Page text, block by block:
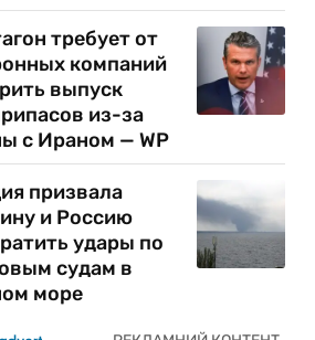
требует от
компаний
выпуск
из-за
с Ираном — WP
призвала
и Россию
удары по
судам в
море